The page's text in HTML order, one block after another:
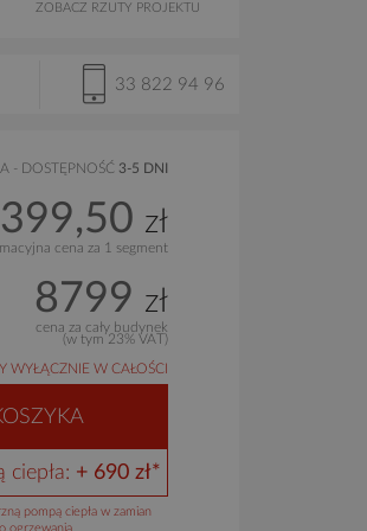
ZOBACZ RZUTY PROJEKTU
33 822 94 96
- DOSTĘPNOŚĆ 3-5 DNI
zł
cena za 1 segment
8799 zł
cena za cały budynek
(w tym 23% VAT)
WYŁĄCZNIE W CAŁOŚCI
ciepła: + 690 zł*
pompą ciepła w zamian
ogrzewania